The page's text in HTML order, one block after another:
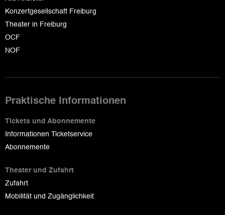
Konzertgesellschaft Freiburg
Theater in Freiburg
OCF
NOF
Praktische Informationen
Tickets und Abonnemente
Informationen Ticketservice
Abonnemente
Theater und Zufahrt
Zufahrt
Mobilität und Zugänglichkeit